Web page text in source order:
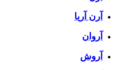
آرن آریا
آروان
آروش